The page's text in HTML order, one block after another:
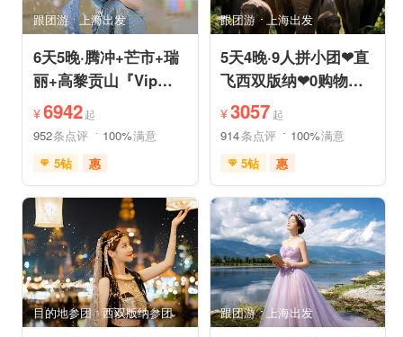
跟团游 上海出发
6天5晚·腾冲+芒市+瑞
丽+高黎贡山『Vip一
单一团』豪奢五钻酒店
度假
¥6942起
952条点评 100%满意
5钻
惠
免费接送机
免费WIFI
家庭游
情侣游
世界遗产
休闲度假
自然山水
自由活动
美食享受
目的地参团 西双版纳参团
跟团游 上海出发
5天4晚·9人拼小团❤直
飞西双版纳❤0购物纯
玩·豪奢五星五钻泳池
度假
¥3057 起
914条点评 100%满意
5钻
惠
免费接送机
管家服务
品质游
休闲游
家庭游
摄影之旅
休闲度假
自然山水
美食享受
世界遗产
亲子休闲
动植物园
小众风光
森林公园
美景探索
跟团游 上海出发